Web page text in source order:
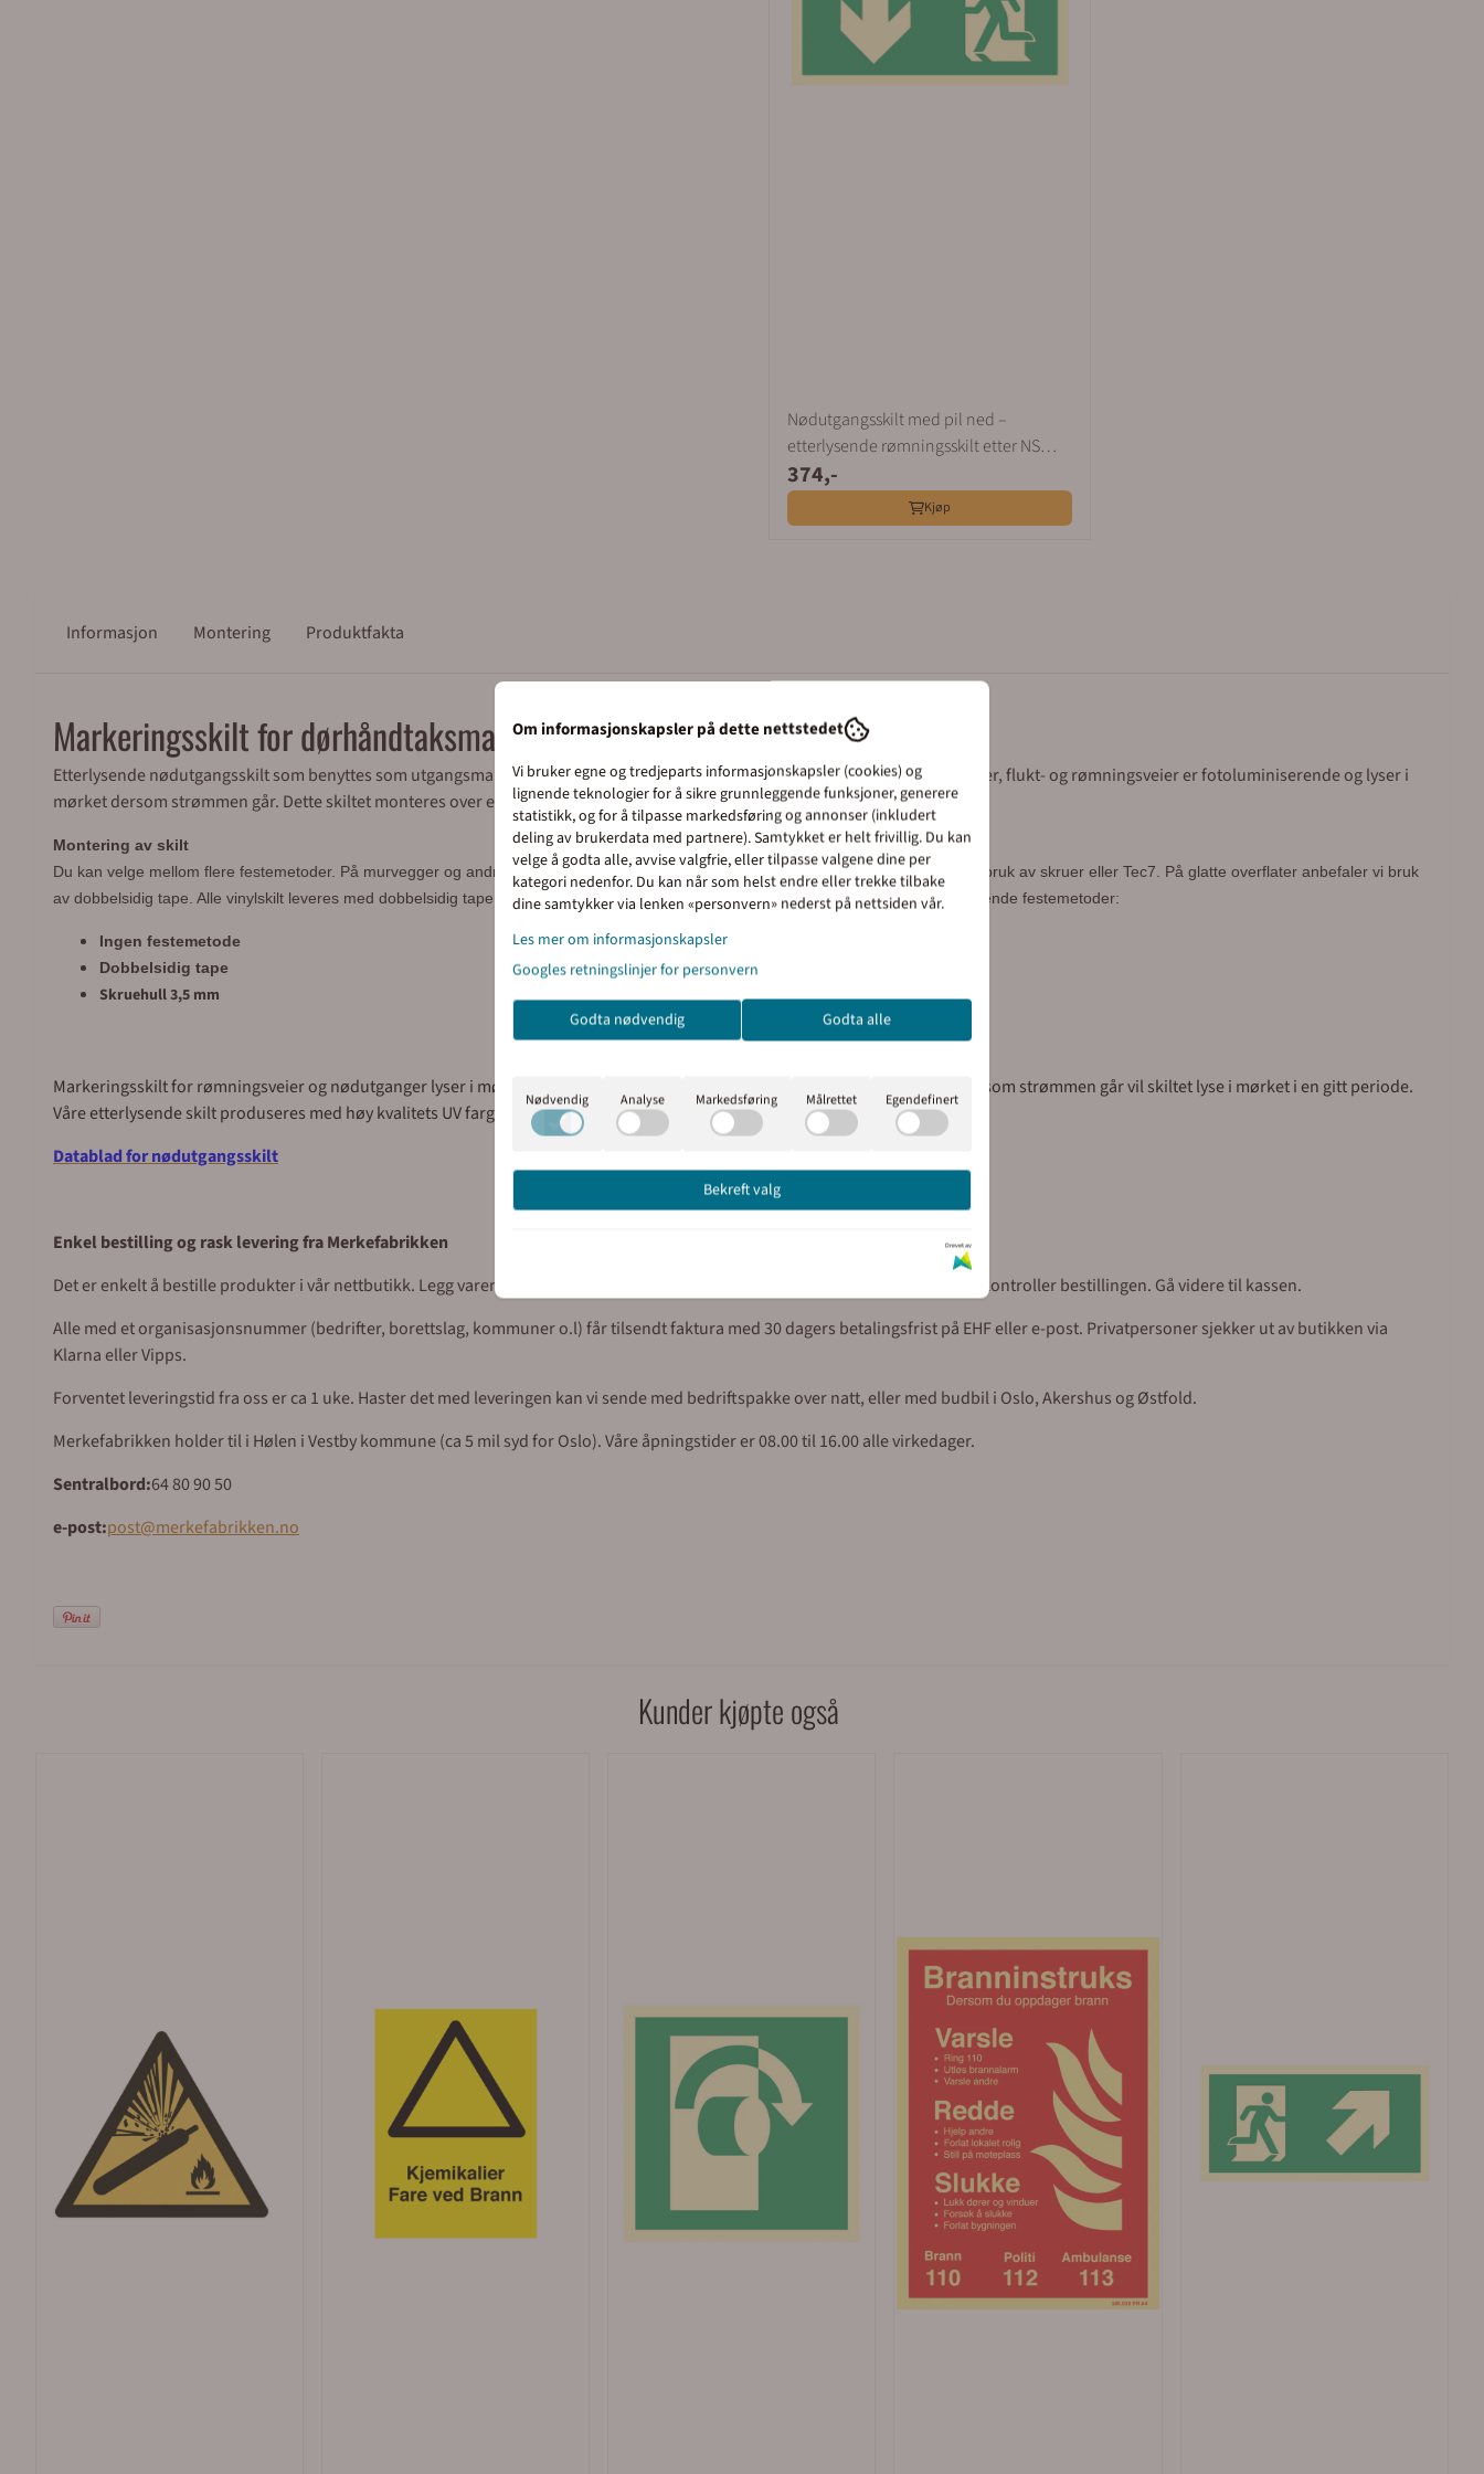
Nødutgangsskilt med pil ned –
etterlysende rømningsskilt etter NS
3926
374,-
Kjøp
Informasjon Montering Produktfakta
Markeringsskilt for dørhåndtaksmarkering med symbol for rømningsvei
Etterlysende nødutgangsskilt som benyttes som utgangsmarkeringsskilt og retningsskilt til rømningsveier. Skilt for nødutganger, flukt- og rømningsveier er fotoluminiserende og lyser i
mørket dersom strømmen går. Dette skiltet monteres over eller under dørhåndtaket.
Montering av skilt
Du kan velge mellom flere festemetoder. På murvegger og andre ujevne overflater brukes skilt i plast eller aluminium, og vi anbefaler bruk av skruer eller Tec7. På glatte overflater anbefaler vi bruk
av dobbelsidig tape. Alle vinylskilt leveres med dobbelsidig tape på baksiden. For skilt i plast eller aluminium kan du velge mellom følgende festemetoder:
Ingen festemetode
Dobbelsidig tape
Skruehull 3,5 mm
Markeringsskilt for rømningsveier og nødutganger lyser i mørket. Det betyr at skiltene lades opp i dagslys eller kunstig lys. Dersom strømmen går vil skiltet lyse i mørket i en gitt periode.
Våre etterlysende skilt produseres med høy kvalitets UV farge og har lang holdbarhet.
Datablad for nødutgangsskilt
Enkel bestilling og rask levering fra Merkefabrikken
Det er enkelt å bestille produkter i vår nettbutikk. Legg varene i handlekurven, klikk på handlekurv-symbolet oppe til høyre og kontroller bestillingen. Gå videre til kassen.
Alle med et organisasjonsnummer (bedrifter, borettslag, kommuner o.l) får tilsendt faktura med 30 dagers betalingsfrist på EHF eller e-post. Privatpersoner sjekker ut av butikken via
Klarna eller Vipps.
Forventet leveringstid fra oss er ca 1 uke. Haster det med leveringen kan vi sende med bedriftspakke over natt, eller med budbil i Oslo, Akershus og Østfold.
Merkefabrikken holder til i Hølen i Vestby kommune (ca 5 mil syd for Oslo). Våre åpningstider er 08.00 til 16.00 alle virkedager.
Sentralbord:64 80 90 50
e-post:post@merkefabrikken.no
Kunder kjøpte også
Priser inkl. eller ekskl. mva
I denne butikken kan du velge om du vil se
prisene med eller uten moms.
Inkl. mva Ekskl. mva
Om informasjonskapsler på dette nettstedet
Vi bruker egne og tredjeparts informasjonskapsler (cookies) og
lignende teknologier for å sikre grunnleggende funksjoner, generere
statistikk, og for å tilpasse markedsføring og annonser (inkludert
deling av brukerdata med partnere). Samtykket er helt frivillig. Du kan
velge å godta alle, avvise valgfrie, eller tilpasse valgene dine per
kategori nedenfor. Du kan når som helst endre eller trekke tilbake
dine samtykker via lenken «personvern» nederst på nettsiden vår.
Les mer om informasjonskapsler
Googles retningslinjer for personvern
Godta nødvendig Godta alle
Nødvendig Analyse Markedsføring Målrettet Egendefinert
Bekreft valg
Drevet av